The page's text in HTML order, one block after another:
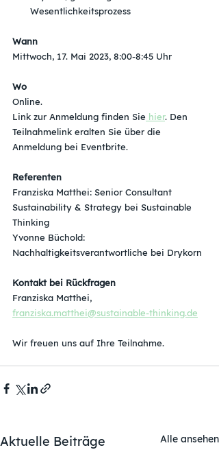
Wesentlichkeitsprozess
Wann
Mittwoch, 17. Mai 2023, 8:00-8:45 Uhr
Wo
Online.
Link zur Anmeldung finden Sie hier. Den
Teilnahmelink eralten Sie über die
Anmeldung bei Eventbrite.
Referenten
Franziska Matthei: Senior Consultant
Sustainability & Strategy bei Sustainable
Thinking
Yvonne Büchold:
Nachhaltigkeitsverantwortliche bei Drykorn
Kontakt bei Rückfragen
Franziska Matthei,
franziska.matthei@sustainable-thinking.de
Wir freuen uns auf Ihre Teilnahme.
Aktuelle Beiträge Alle ansehen